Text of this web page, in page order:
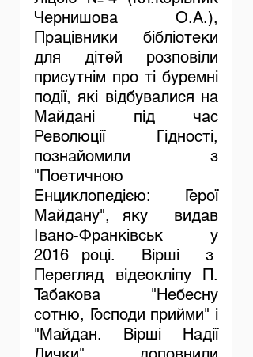
Чернишова О.А.),
Працівники бібліотеки
для дітей розповіли
присутнім про ті буремні
події, які відбувалися на
Майдані під час
Революції Гідності,
познайомили з
"Поетичною
Енциклопедією: Герої
Майдану", яку  видав
Івано-Франківськ  у
2016 році.  Вірші  з
Перегляд відеокліпу П.
Табакова "Небесну
сотню, Господи прийми" і
"Майдан. Вірші Надії